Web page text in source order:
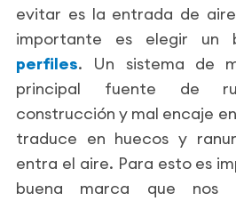
evitar es la entrada de
importante es elegir un
perfiles. Un sistema de
principal fuente de
construcción y mal encaje
traduce en huecos y
entra el aire. Para esto es
buena marca que nos